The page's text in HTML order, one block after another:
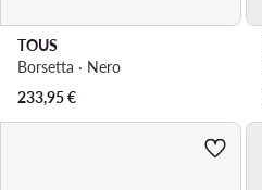
TOUS
Borsetta · Nero
233,95€